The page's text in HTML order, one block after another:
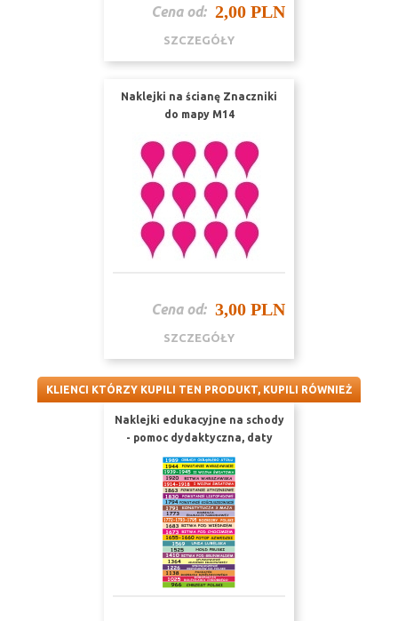
Cena od: 2,00 PLN
SZCZEGÓŁY
Naklejki na ścianę Znaczniki
do mapy M14
Cena od: 3,00 PLN
SZCZEGÓŁY
KLIENCI KTÓRZY KUPILI TEN PRODUKT, KUPILI RÓWNIEŻ
Naklejki edukacyjne na schody
- pomoc dydaktyczna, daty
historyczne K1